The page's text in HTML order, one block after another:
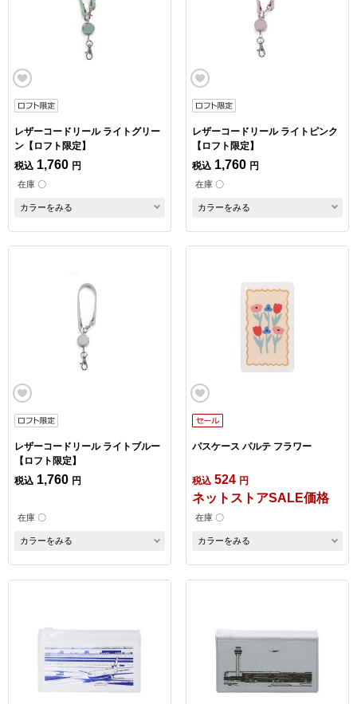
レザーコードリール ライトグリー
ン【ロフト限定】
税込 1,760 円
在庫 〇
カラーをみる
レザーコードリール ライトピンク
【ロフト限定】
税込 1,760 円
在庫 〇
カラーをみる
レザーコードリール ライトブルー
【ロフト限定】
税込 1,760 円
在庫 〇
カラーをみる
パスケース パルテ フラワー
税込 524 円
ネットストアSALE価格
在庫 〇
カラーをみる